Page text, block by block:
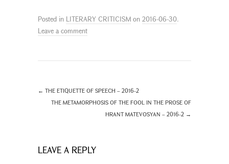
Posted in LITERARY CRITICISM on 2016-06-30.
Leave a comment
← THE ETIQUETTE OF SPEECH – 2016-2
THE METAMORPHOSIS OF THE FOOL IN THE PROSE OF
HRANT MATEVOSYAN – 2016-2 →
LEAVE A REPLY